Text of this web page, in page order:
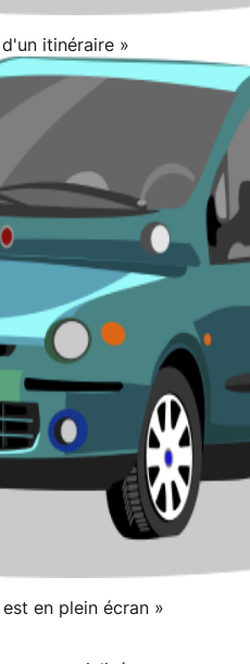
itinéraire »
en plein écran »